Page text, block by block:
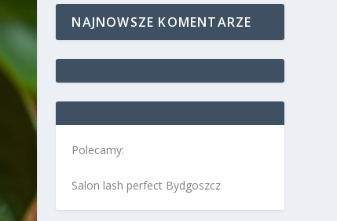
NAJNOWSZE KOMENTARZE
Polecamy:
Salon lash perfect Bydgoszcz